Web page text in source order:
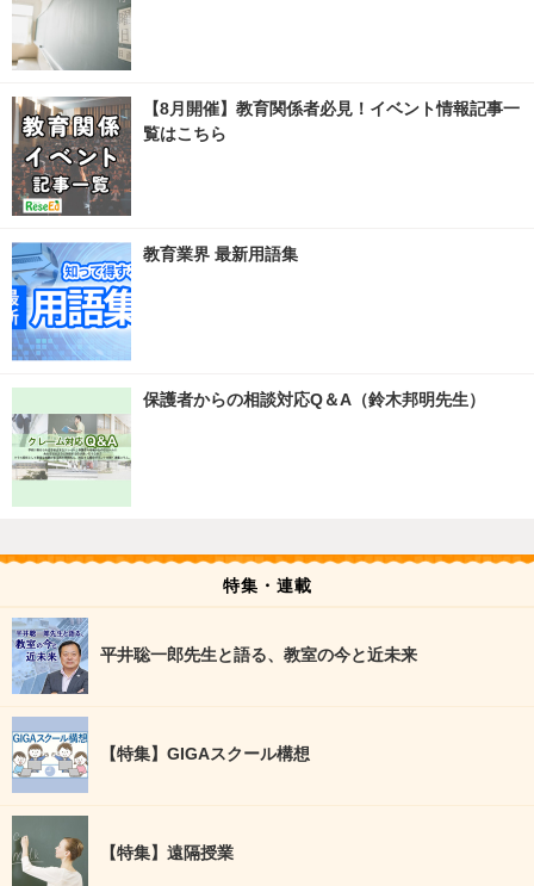
【8月開催】教育関係者必見！イベント情報記事一
覧はこちら
教育業界 最新用語集
保護者からの相談対応Q＆A（鈴木邦明先生）
特集・連載
平井聡一郎先生と語る、教室の今と近未来
【特集】GIGAスクール構想
【特集】遠隔授業